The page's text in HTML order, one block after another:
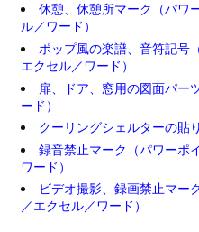
休憩、休憩所マーク（パワ
ル／ワード）
ポップ風の楽譜、音符記号
エクセル／ワード）
扉、ドア、窓用の図面パー
ード）
クーリングシェルターの貼
録音禁止マーク（パワーポ
ワード）
ビデオ撮影、録画禁止マー
／エクセル／ワード）